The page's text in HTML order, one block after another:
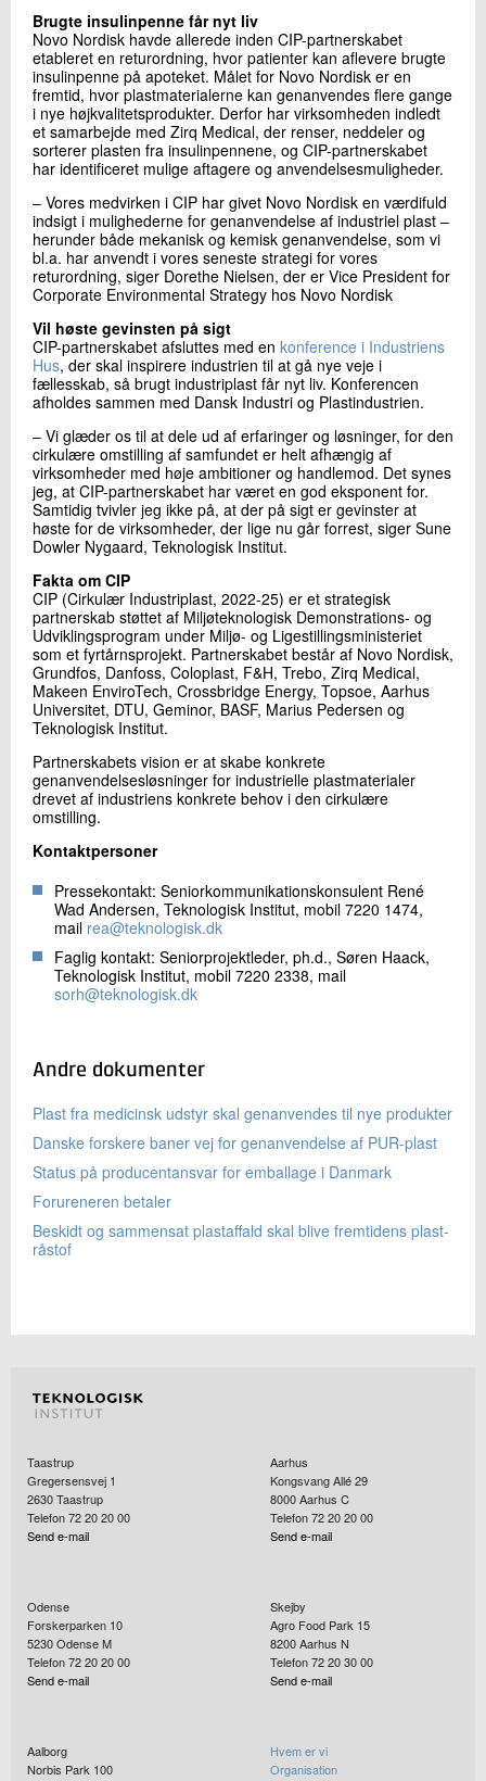
Brugte insulinpenne får nyt liv
Novo Nordisk havde allerede inden CIP-partnerskabet
etableret en returordning, hvor patienter kan aflevere brugte
insulinpenne på apoteket. Målet for Novo Nordisk er en
fremtid, hvor plastmaterialerne kan genanvendes flere gange
i nye højkvalitetsprodukter. Derfor har virksomheden indledt
et samarbejde med Zirq Medical, der renser, neddeler og
sorterer plasten fra insulinpennene, og CIP-partnerskabet
har identificeret mulige aftagere og anvendelsesmuligheder.
– Vores medvirken i CIP har givet Novo Nordisk en værdifuld
indsigt i mulighederne for genanvendelse af industriel plast –
herunder både mekanisk og kemisk genanvendelse, som vi
bl.a. har anvendt i vores seneste strategi for vores
returordning, siger Dorethe Nielsen, der er Vice President for
Corporate Environmental Strategy hos Novo Nordisk
Vil høste gevinsten på sigt
CIP-partnerskabet afsluttes med en konference i Industriens
Hus, der skal inspirere industrien til at gå nye veje i
fællesskab, så brugt industriplast får nyt liv. Konferencen
afholdes sammen med Dansk Industri og Plastindustrien.
– Vi glæder os til at dele ud af erfaringer og løsninger, for den
cirkulære omstilling af samfundet er helt afhængig af
virksomheder med høje ambitioner og handlemod. Det synes
jeg, at CIP-partnerskabet har været en god eksponent for.
Samtidig tvivler jeg ikke på, at der på sigt er gevinster at
høste for de virksomheder, der lige nu går forrest, siger Sune
Dowler Nygaard, Teknologisk Institut.
Fakta om CIP
CIP (Cirkulær Industriplast, 2022-25) er et strategisk
partnerskab støttet af Miljøteknologisk Demonstrations- og
Udviklingsprogram under Miljø- og Ligestillingsministeriet
som et fyrtårnsprojekt. Partnerskabet består af Novo Nordisk,
Grundfos, Danfoss, Coloplast, F&H, Trebo, Zirq Medical,
Makeen EnviroTech, Crossbridge Energy, Topsoe, Aarhus
Universitet, DTU, Geminor, BASF, Marius Pedersen og
Teknologisk Institut.
Partnerskabets vision er at skabe konkrete
genanvendelsesløsninger for industrielle plastmaterialer
drevet af industriens konkrete behov i den cirkulære
omstilling.
Kontaktpersoner
Pressekontakt: Seniorkommunikationskonsulent René
Wad Andersen, Teknologisk Institut, mobil 7220 1474,
mail rea@teknologisk.dk
Faglig kontakt: Seniorprojektleder, ph.d., Søren Haack,
Teknologisk Institut, mobil 7220 2338, mail
sorh@teknologisk.dk
Andre dokumenter
Plast fra medicinsk udstyr skal genanvendes til nye produkter
Danske forskere baner vej for genanvendelse af PUR-plast
Status på producentansvar for emballage i Danmark
Forureneren betaler
Beskidt og sammensat plastaffald skal blive fremtidens plast-
råstof
Taastrup
Gregersensvej 1
2630Taastrup
Telefon 72 20 20 00
Send e-mail
Aarhus
Kongsvang Allé 29
8000Aarhus C
Telefon 72 20 20 00
Send e-mail
Odense
Forskerparken 10
5230Odense M
Telefon 72 20 20 00
Send e-mail
Skejby
Agro Food Park 15
8200Aarhus N
Telefon 72 20 30 00
Send e-mail
Aalborg
Norbis Park 100
Hvem er vi
Organisation